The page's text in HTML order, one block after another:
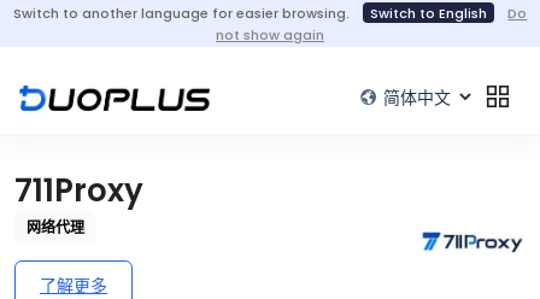
Switch to another language for easier browsing. Switch to English
Do
not show again
711Proxy
网络代理
了解更多